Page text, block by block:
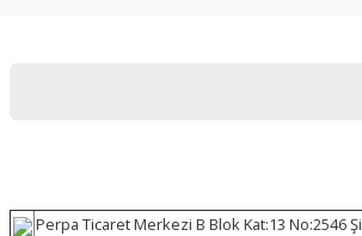
Perpa Ticaret Merkezi B Blok Kat:13 No:2546